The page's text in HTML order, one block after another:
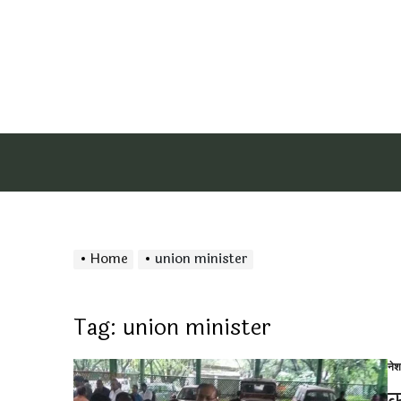
Home union minister
Tag: union minister
in